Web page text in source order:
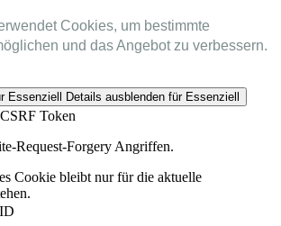
Cookies, um bestimmte
und das Angebot zu verbessern.
Essenziell Details ausblenden für Essenziell
Token
Request-Forgery Angriffen.
Cookie bleibt nur für die aktuelle